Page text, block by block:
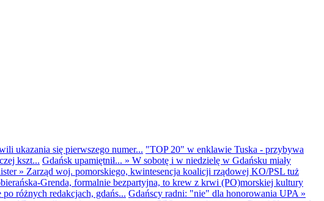
ukazania się pierwszego numer... "TOP 20" w enklawie Tuska - przybywa
kszt... Gdańsk upamiętnił... » W sobotę i w niedzielę w Gdańsku miały
» Zarząd woj. pomorskiego, kwintesencja koalicji rządowej KO/PSL tuż
Grenda, formalnie bezpartyjna, to krew z krwi (PO)morskiej kultury
po różnych redakcjach, gdańs... Gdańscy radni: "nie" dla honorowania UPA »